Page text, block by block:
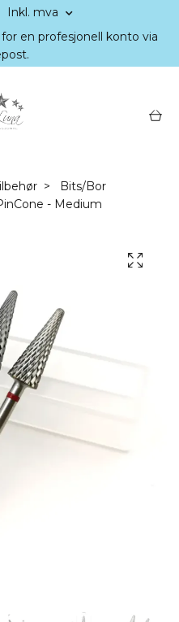
Inkl. mva
en profesjonell konto via
Bits/Bor
- Medium